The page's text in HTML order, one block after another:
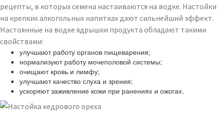
рецепты, в которых семена настаиваются на водке. Настойки
на крепких алкогольных напитках дают сильнейший эффект.
Настоянные на водке ядрышки продукта обладают такими
свойствами:
улучшают работу органов пищеварения;
нормализуют работу мочеполовой системы;
очищают кровь и лимфу;
улучшают качество слуха и зрения;
ускоряют заживление кожи при ранениях и ожогах.